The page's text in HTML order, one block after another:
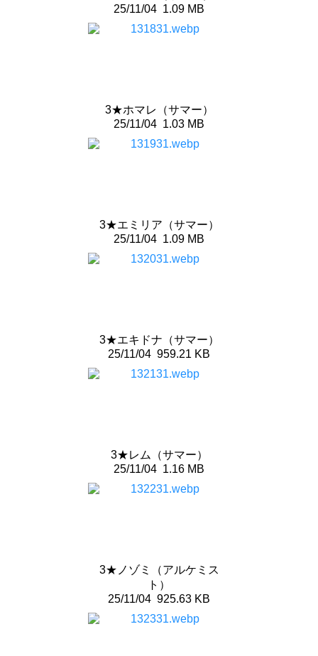
25/11/04 1.09 MB
3★ホマレ（サマー）
25/11/04 1.03 MB
3★エミリア（サマー）
25/11/04 1.09 MB
3★エキドナ（サマー）
25/11/04 959.21 KB
3★レム（サマー）
25/11/04 1.16 MB
3★ノゾミ（アルケミス
ト）
25/11/04 925.63 KB